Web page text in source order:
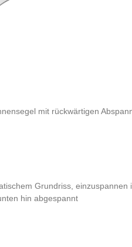
mit rückwärtigen
Grundriss, einzuspannen
hin abgespannt